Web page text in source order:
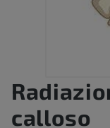
calloso